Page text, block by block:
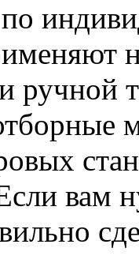
ручной
вам